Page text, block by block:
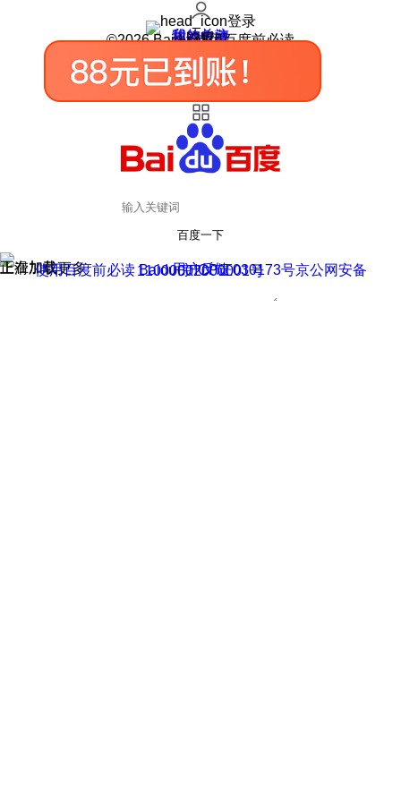
登录
我的关注
我的收藏
皮肤中心
用户反馈
设置
©2026 Baidu 使用百度前必读
百度一下
正在加载
上滑加载更多 用户反馈
使用百度前必读 Baidu 京ICP证030173号
京公网安备11000002000001号